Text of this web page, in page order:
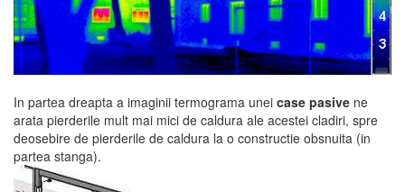
In partea dreapta a imaginii termograma unei case pasive ne
arata pierderile mult mai mici de caldura ale acestei cladiri, spre
deosebire de pierderile de caldura la o constructie obsnuita (in
partea stanga).